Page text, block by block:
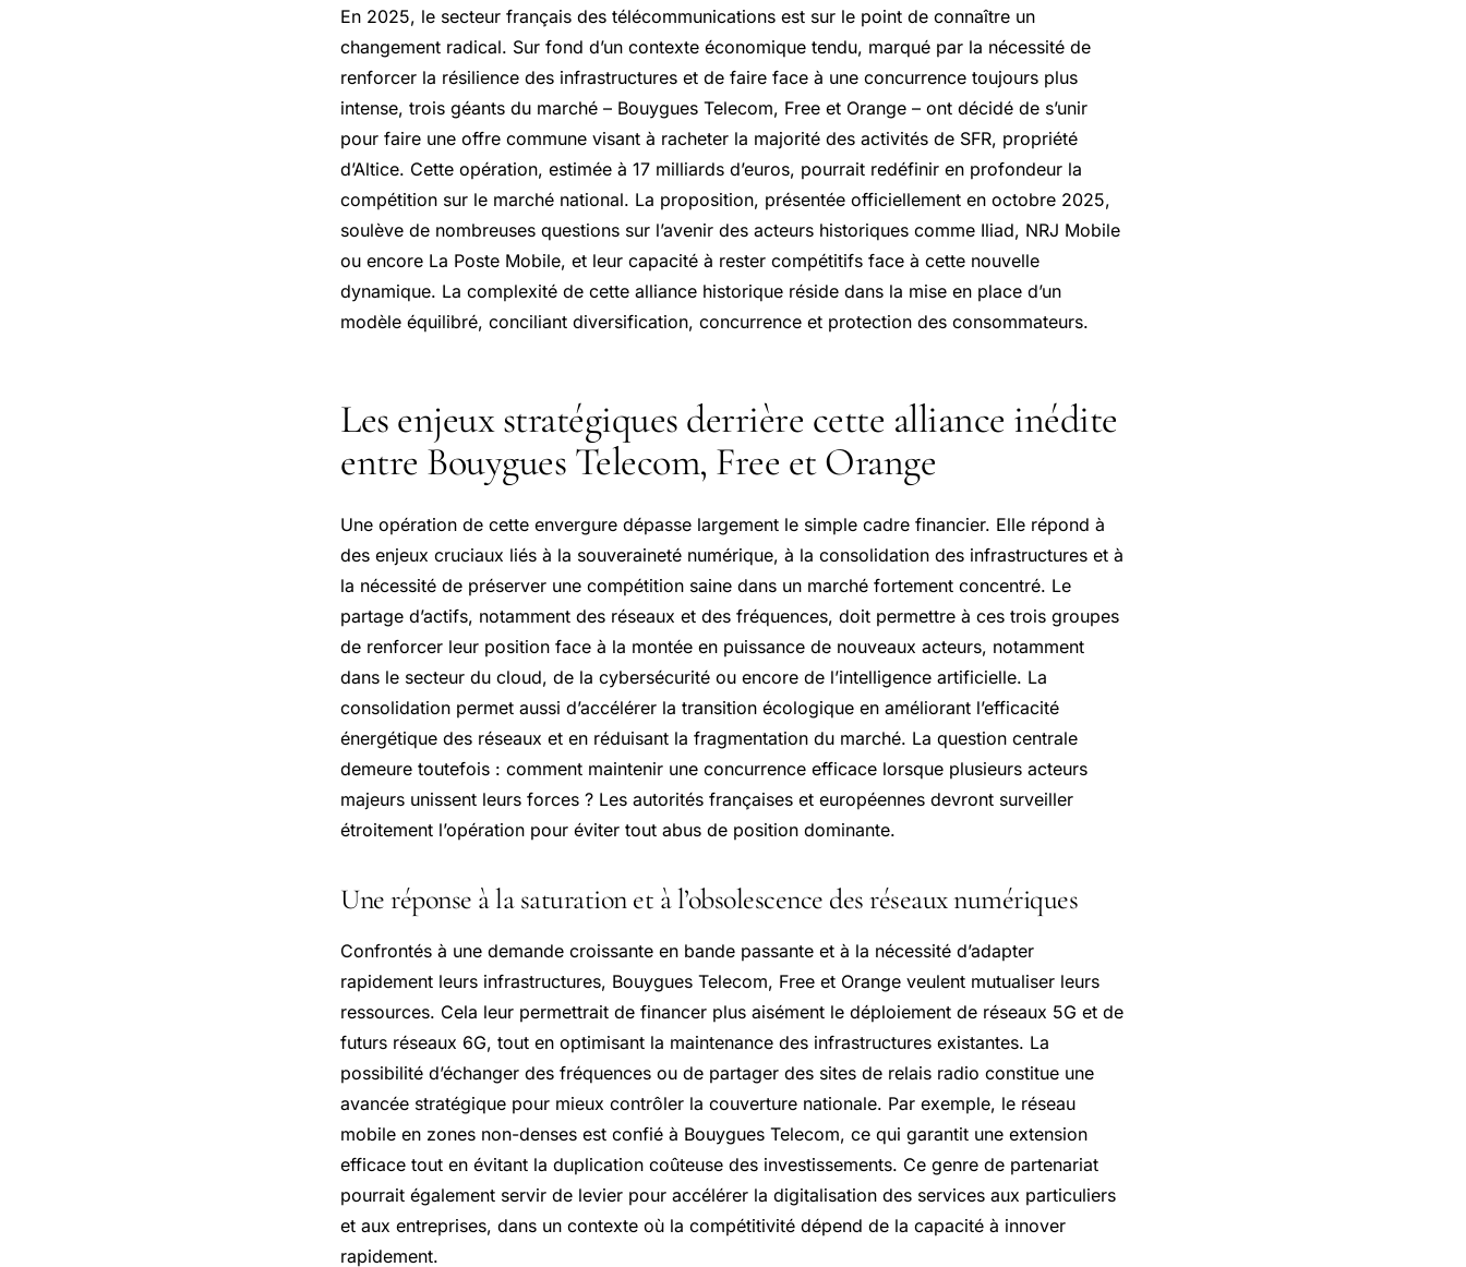
En 2025, le secteur français des télécommunications est sur le point de connaître un
changement radical. Sur fond d’un contexte économique tendu, marqué par la nécessité de
renforcer la résilience des infrastructures et de faire face à une concurrence toujours plus
intense, trois géants du marché – Bouygues Telecom, Free et Orange – ont décidé de s’unir
pour faire une offre commune visant à racheter la majorité des activités de SFR, propriété
d’Altice. Cette opération, estimée à 17 milliards d’euros, pourrait redéfinir en profondeur la
compétition sur le marché national. La proposition, présentée officiellement en octobre 2025,
soulève de nombreuses questions sur l’avenir des acteurs historiques comme Iliad, NRJ Mobile
ou encore La Poste Mobile, et leur capacité à rester compétitifs face à cette nouvelle
dynamique. La complexité de cette alliance historique réside dans la mise en place d’un
modèle équilibré, conciliant diversification, concurrence et protection des consommateurs.
Les enjeux stratégiques derrière cette alliance inédite
entre Bouygues Telecom, Free et Orange
Une opération de cette envergure dépasse largement le simple cadre financier. Elle répond à
des enjeux cruciaux liés à la souveraineté numérique, à la consolidation des infrastructures et à
la nécessité de préserver une compétition saine dans un marché fortement concentré. Le
partage d’actifs, notamment des réseaux et des fréquences, doit permettre à ces trois groupes
de renforcer leur position face à la montée en puissance de nouveaux acteurs, notamment
dans le secteur du cloud, de la cybersécurité ou encore de l’intelligence artificielle. La
consolidation permet aussi d’accélérer la transition écologique en améliorant l’efficacité
énergétique des réseaux et en réduisant la fragmentation du marché. La question centrale
demeure toutefois : comment maintenir une concurrence efficace lorsque plusieurs acteurs
majeurs unissent leurs forces ? Les autorités françaises et européennes devront surveiller
étroitement l’opération pour éviter tout abus de position dominante.
Une réponse à la saturation et à l’obsolescence des réseaux numériques
Confrontés à une demande croissante en bande passante et à la nécessité d’adapter
rapidement leurs infrastructures, Bouygues Telecom, Free et Orange veulent mutualiser leurs
ressources. Cela leur permettrait de financer plus aisément le déploiement de réseaux 5G et de
futurs réseaux 6G, tout en optimisant la maintenance des infrastructures existantes. La
possibilité d’échanger des fréquences ou de partager des sites de relais radio constitue une
avancée stratégique pour mieux contrôler la couverture nationale. Par exemple, le réseau
mobile en zones non-denses est confié à Bouygues Telecom, ce qui garantit une extension
efficace tout en évitant la duplication coûteuse des investissements. Ce genre de partenariat
pourrait également servir de levier pour accélérer la digitalisation des services aux particuliers
et aux entreprises, dans un contexte où la compétitivité dépend de la capacité à innover
rapidement.